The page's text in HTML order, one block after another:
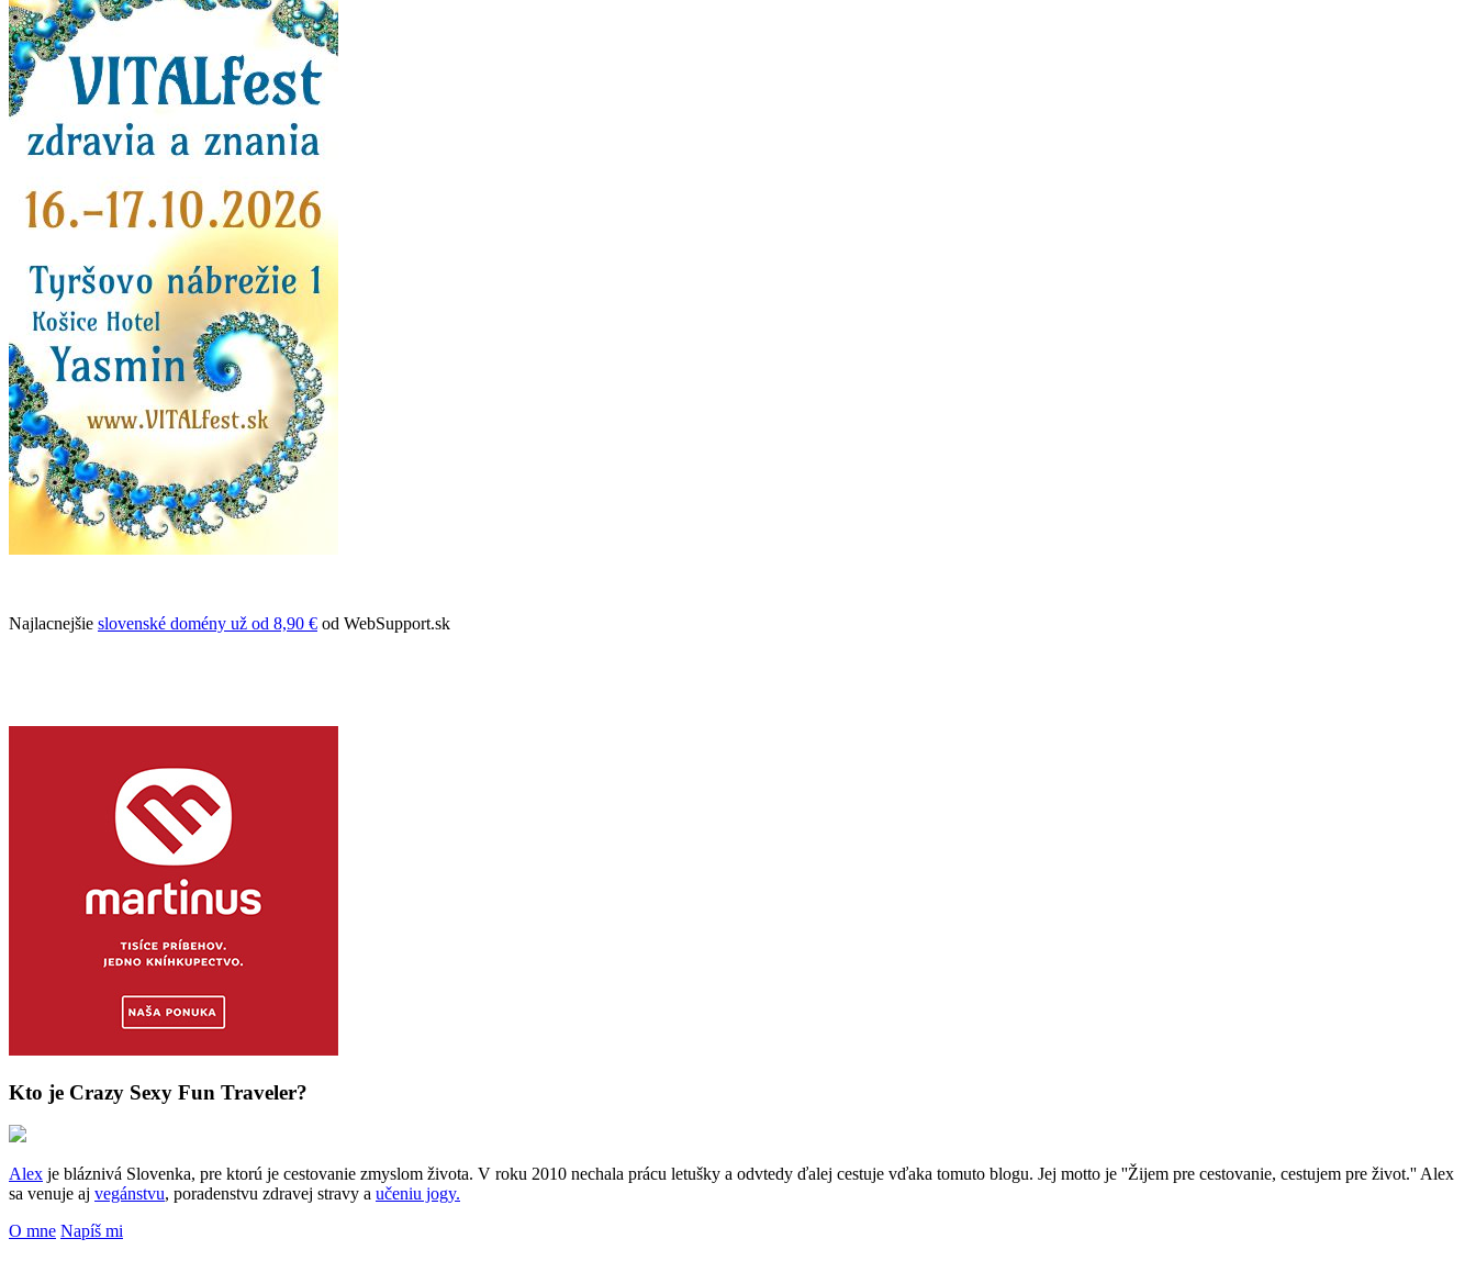
Najlacnejšie slovenské domény už od 8,90 € od WebSupport.sk
Kto je Crazy Sexy Fun Traveler?
Alex je bláznivá Slovenka, pre ktorú je cestovanie zmyslom života. V roku 2010 nechala prácu letušky a odvtedy ďalej cestuje vďaka tomuto blogu. Jej motto je ''Žijem pre cestovanie, cestujem pre život.'' Alex
sa venuje aj vegánstvu, poradenstvu zdravej stravy a učeniu jogy.
O mne Napíš mi